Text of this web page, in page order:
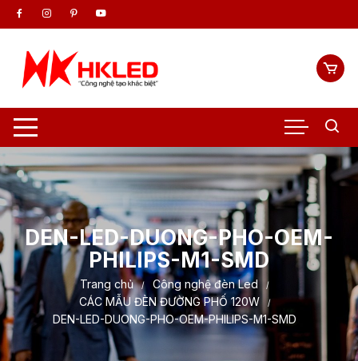
Chuyển
tới
dung
DEN-LED-DUONG-PHO-OEM-
PHILIPS-M1-SMD
Trang chủ
Công nghệ đèn Led
CÁC MẪU ĐÈN ĐƯỜNG PHỐ 120W
DEN-LED-DUONG-PHO-OEM-PHILIPS-M1-SMD